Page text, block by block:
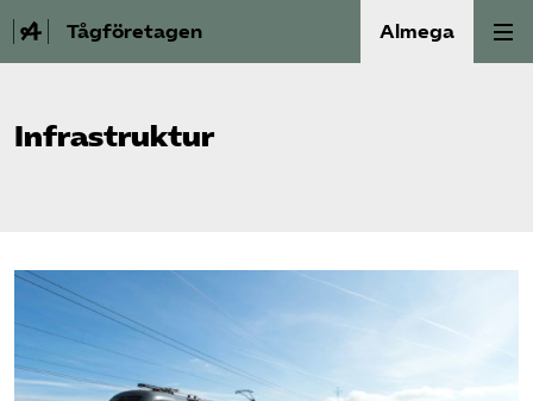
Tågföretagen Almega
Aktiviteter
Om oss
Infrastruktur